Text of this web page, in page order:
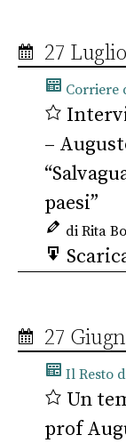
27
Corriere
–
paesi”
di Rita
27
Il Resto
Un
prof